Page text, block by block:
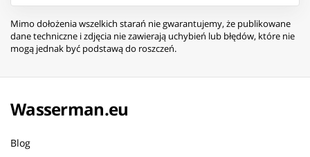
Mimo dołożenia wszelkich starań nie gwarantujemy, że publikowane
dane techniczne i zdjęcia nie zawierają uchybień lub błędów, które nie
mogą jednak być podstawą do roszczeń.
Wasserman.eu
Blog